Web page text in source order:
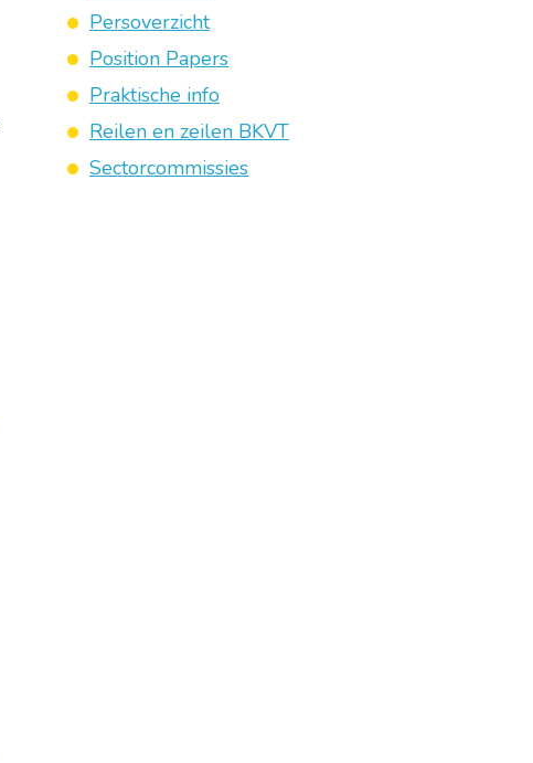
Persoverzicht
Position Papers
Praktische info
Reilen en zeilen BKVT
Sectorcommissies